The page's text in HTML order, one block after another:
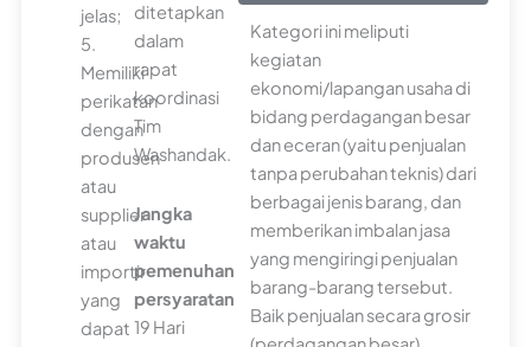
jelas;
5.
Memiliki
perikatan
dengan
produsen
atau
supplier
atau
importir
yang
dapat
ditetapkan
dalam
rapat
koordinasi
Tim
Washandak.
Jangka
waktu
pemenuhan
persyaratan
19 Hari
Kategori ini meliputi
kegiatan
ekonomi/lapangan usaha di
bidang perdagangan besar
dan eceran (yaitu penjualan
tanpa perubahan teknis) dari
berbagai jenis barang, dan
memberikan imbalan jasa
yang mengiringi penjualan
barang-barang tersebut.
Baik penjualan secara grosir